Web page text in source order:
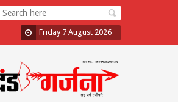
Friday 7 August 2026